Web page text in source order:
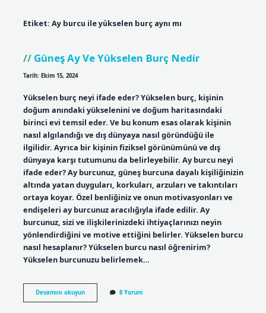
Etiket: Ay burcu ile yükselen burç aynı mı
Güneş Ay Ve Yükselen Burç Nedir
Tarih: Ekim 15, 2024
Yükselen burç neyi ifade eder? Yükselen burç, kişinin
doğum anındaki yükselenini ve doğum haritasındaki
birinci evi temsil eder. Ve bu konum esas olarak kişinin
nasıl algılandığı ve dış dünyaya nasıl göründüğü ile
ilgilidir. Ayrıca bir kişinin fiziksel görünümünü ve dış
dünyaya karşı tutumunu da belirleyebilir. Ay burcu neyi
ifade eder? Ay burcunuz, güneş burcuna dayalı kişiliğinizin
altında yatan duyguları, korkuları, arzuları ve takıntıları
ortaya koyar. Özel benliğiniz ve onun motivasyonları ve
endişeleri ay burcunuz aracılığıyla ifade edilir. Ay
burcunuz, sizi ve ilişkilerinizdeki ihtiyaçlarınızı neyin
yönlendirdiğini ve motive ettiğini belirler. Yükselen burcu
nasıl hesaplanır? Yükselen burcu nasıl öğrenirim?
Yükselen burcunuzu belirlemek…
Devamını okuyunGüneş
Ay
8 Yorum